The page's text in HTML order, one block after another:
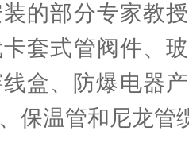
的部分专家教
套式管阀件、
盒、防爆电器
保温管和尼龙管